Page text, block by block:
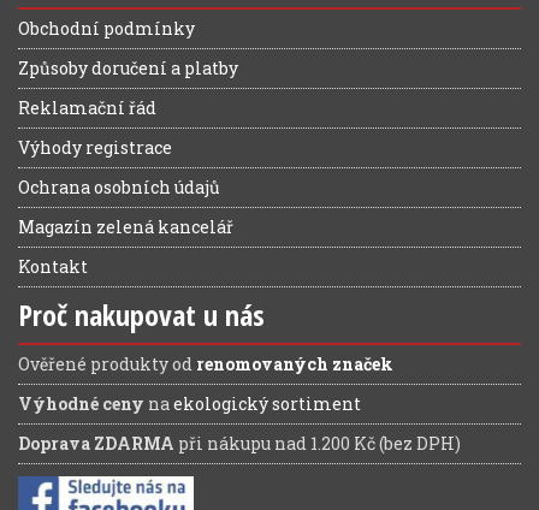
Obchodní podmínky
Způsoby doručení a platby
Reklamační řád
Výhody registrace
Ochrana osobních údajů
Magazín zelená kancelář
Kontakt
Proč nakupovat u nás
Ověřené produkty od renomovaných značek
Výhodné ceny naekologický sortiment
Doprava ZDARMA při nákupu nad 1.200 Kč (bez DPH)